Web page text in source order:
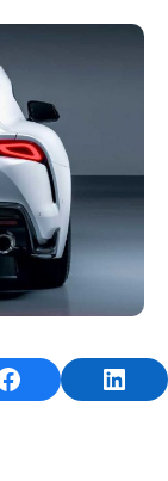
Share on Facebook